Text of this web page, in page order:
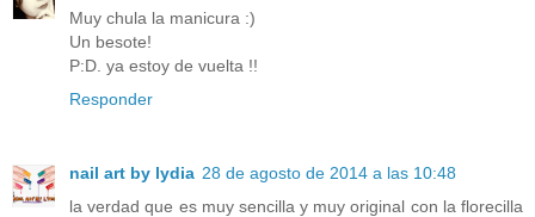
Muy chula la manicura :)
Un besote!
P:D. ya estoy de vuelta !!
Responder
nail art by lydia 28 de agosto de 2014 a las 10:48
la verdad que es muy sencilla y muy original con la florecilla